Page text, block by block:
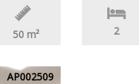
50 m² 2
AP002509